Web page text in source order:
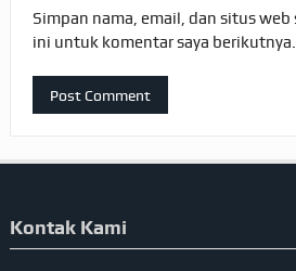
Simpan nama, email, dan situs web
ini untuk komentar saya berikutnya.
Kontak Kami